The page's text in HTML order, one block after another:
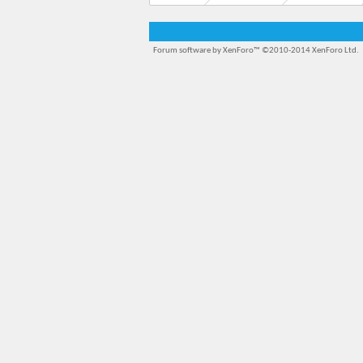
Forum software by XenForo™ ©2010-2014 XenForo Ltd.